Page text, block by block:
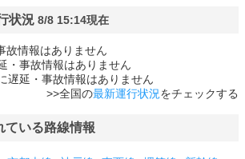
状況 8/8 15:14現在
故情報はありません
・事故情報はありません
遅延・事故情報はありません
>>全国の最新運行状況をチェックする
ている路線情報